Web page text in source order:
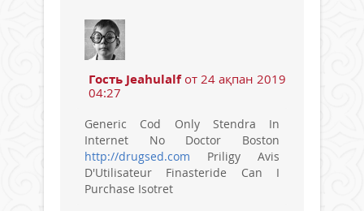
Гость Jeahulalfот 24 ақпан 2019
04:27
Generic Cod Only Stendra In
Internet No Doctor Boston
http://drugsed.com Priligy Avis
D'Utilisateur Finasteride Can I
Purchase Isotret